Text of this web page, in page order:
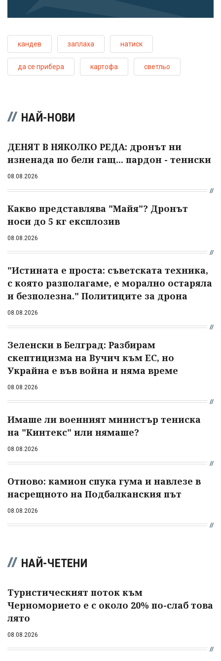
кандев заплаха натиск
да се прибера картофа светльо
НАЙ-НОВИ
ДЕНЯТ В НЯКОЛКО РЕДА: дронът ни
изненада по бели гащ... пардон - тениски
08.08.2026
Какво представлява "Майя"? Дронът
носи до 5 кг експлозив
08.08.2026
"Истината е проста: съветската техника,
с която разполагаме, е морално остаряла
и безполезна." Политиците за дрона
08.08.2026
Зеленски в Белград: Разбирам
скептицизма на Вучич към ЕС, но
Украйна е във война и няма време
08.08.2026
Имаше ли военният министър тениска
на "Кинтекс" или нямаше?
08.08.2026
Отново: камион спука гума и навлезе в
насрещното на Подбалканския път
08.08.2026
НАЙ-ЧЕТЕНИ
Туристическият поток към
Черноморието е с около 20% по-слаб това
лято
08.08.2026